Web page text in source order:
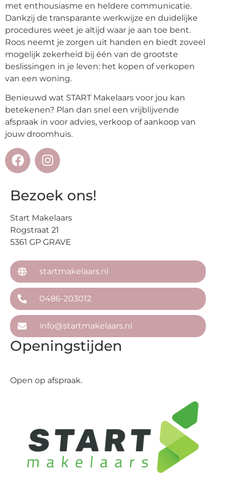
met enthousiasme en heldere communicatie.
Dankzij de transparante werkwijze en duidelijke
procedures weet je altijd waar je aan toe bent.
Roos neemt je zorgen uit handen en biedt zoveel
mogelijk zekerheid bij één van de grootste
beslissingen in je leven: het kopen of verkopen
van een woning.
Benieuwd wat START Makelaars voor jou kan
betekenen? Plan dan snel een vrijblijvende
afspraak in voor advies, verkoop of aankoop van
jouw droomhuis.
Bezoek ons!
Start Makelaars
Rogstraat 21
5361 GP GRAVE
startmakelaars.nl
0486-203012
info@startmakelaars.nl
Openingstijden
Open op afspraak.